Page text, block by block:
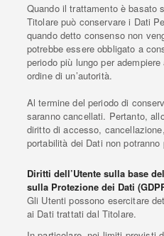
Quando il trattamento è basato
Titolare può conservare i Dati
quando detto consenso non
potrebbe essere obbligato a
periodo più lungo per
ordine di un’autorità.
Al termine del periodo di
saranno cancellati. Pertanto,
diritto di accesso,
portabilità dei Dati non
Diritti dell’Utente sulla base
sulla Protezione dei Dati
Gli Utenti possono esercitare
ai Dati trattati dal Titolare.